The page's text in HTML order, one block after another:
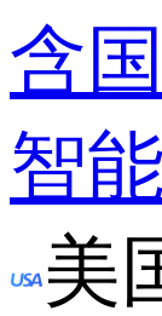
含
智
美